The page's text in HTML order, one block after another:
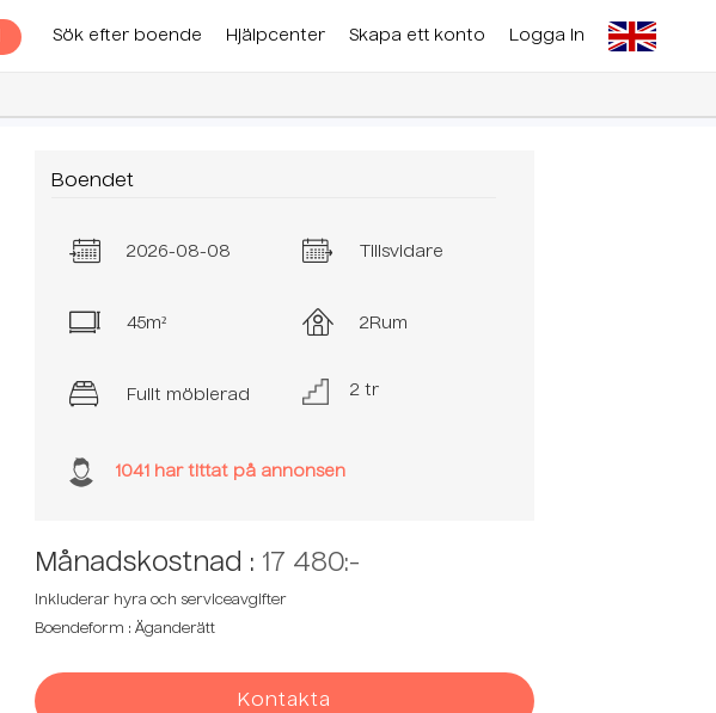
Sök efter boende Hjälpcenter Skapa ett konto Logga In
Boendet
2026-08-08
45m²
Fullt möblerad
Tillsvidare
2Rum
2 tr
1041 har tittat på annonsen
Månadskostnad : 17 480:-
Inkluderar hyra och serviceavgifter
Boendeform : Äganderätt
Kontakta